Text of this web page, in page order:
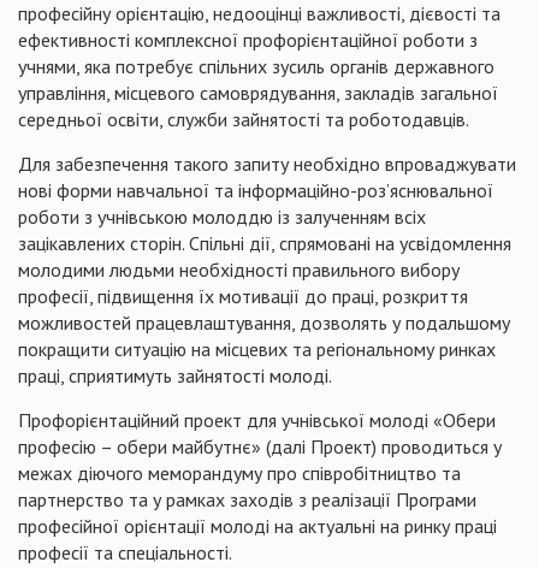
професійну орієнтацію, недооцінці важливості, дієвості та
ефективності комплексної профорієнтаційної роботи з
учнями, яка потребує спільних зусиль органів державного
управління, місцевого самоврядування, закладів загальної
середньої освіти, служби зайнятості та роботодавців.
Для забезпечення такого запиту необхідно впроваджувати
нові форми навчальної та інформаційно-роз’яснювальної
роботи з учнівською молоддю із залученням всіх
зацікавлених сторін. Спільні дії, спрямовані на усвідомлення
молодими людьми необхідності правильного вибору
професії, підвищення їх мотивації до праці, розкриття
можливостей працевлаштування, дозволять у подальшому
покращити ситуацію на місцевих та регіональному ринках
праці, сприятимуть зайнятості молоді.
Профорієнтаційний проект для учнівської молоді «Обери
професію – обери майбутнє» (далі Проект) проводиться у
межах діючого меморандуму про співробітництво та
партнерство та у рамках заходів з реалізації Програми
професійної орієнтації молоді на актуальні на ринку праці
професії та спеціальності.